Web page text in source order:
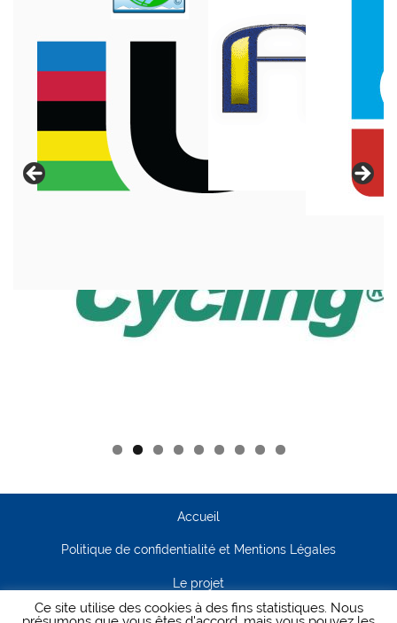
Accueil
Politique de confidentialité et Mentions Légales
Le projet
Contact
Ce site utilise des cookies à des fins statistiques. Nous